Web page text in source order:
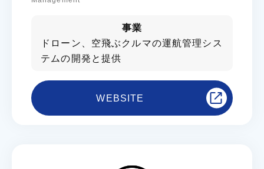
事業
ドローン、空飛ぶクルマの運航管理シス
テムの開発と提供
WEBSITE